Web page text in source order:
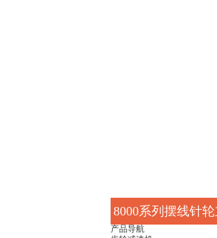
8000系列摆线针
产品导航